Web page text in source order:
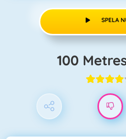
SPELA
100